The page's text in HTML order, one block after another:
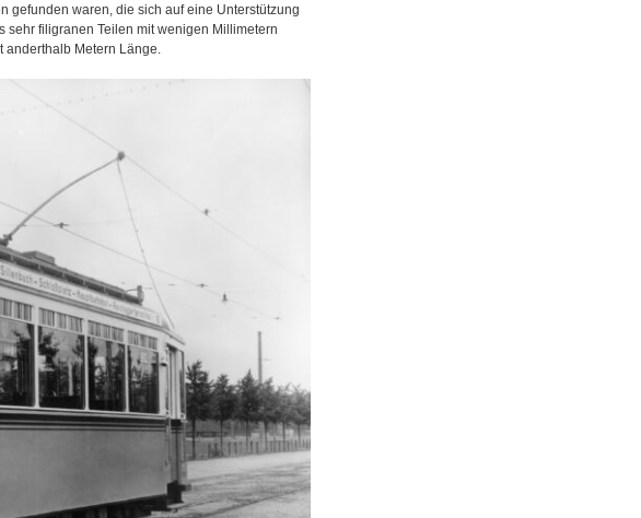
gefunden waren, die sich auf eine Unterstützung
sehr filigranen Teilen mit wenigen Millimetern
anderthalb Metern Länge.